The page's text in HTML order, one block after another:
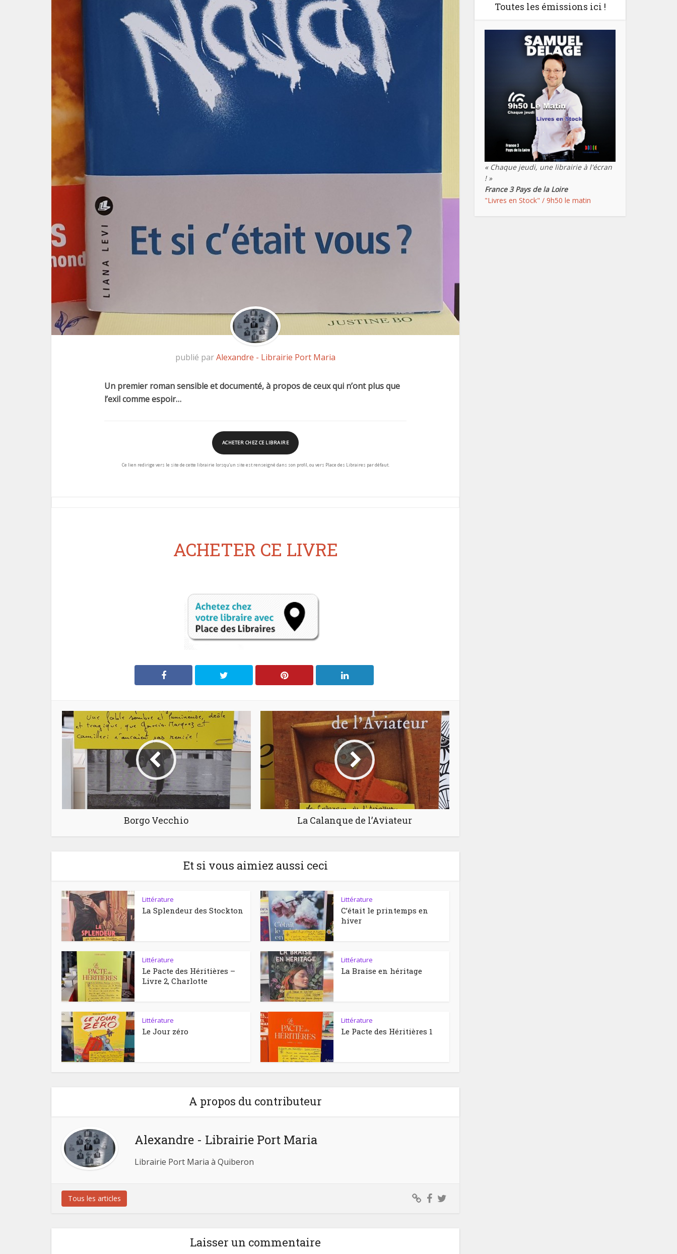
publié parAlexandre - Librairie Port Maria
Un premier roman sensible et documenté, à propos de ceux qui n’ont plus que
l’exil comme espoir…
ACHETER CHEZ CE LIBRAIRE
Ce lien redirige vers le site de cette librairie lorsqu’un site est renseigné dans son profil, ou vers Place des Libraires par défaut.
ACHETER CE LIVRE
Borgo Vecchio La Calanque de l’Aviateur
Et si vous aimiez aussi ceci
Littérature
La Splendeur des Stockton
Littérature
C’était le printemps en
hiver
Littérature
Le Pacte des Héritières –
Livre 2, Charlotte
Littérature
La Braise en héritage
Littérature
Le Jour zéro
Littérature
Le Pacte des Héritières 1
A propos du contributeur
Alexandre - Librairie Port Maria
Librairie Port Maria à Quiberon
Tous les articles
Laisser un commentaire
Toutes les émissions ici !
« Chaque jeudi, une librairie à l'écran
! »
France 3 Pays de la Loire
"Livres en Stock" / 9h50 le matin